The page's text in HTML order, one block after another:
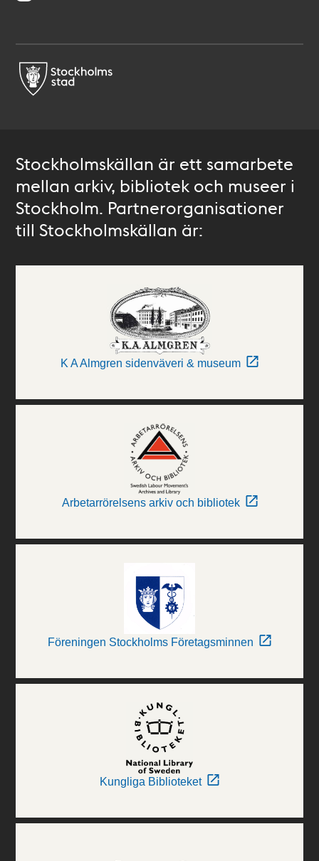
Stockholmskällan är ett samarbete
mellan arkiv, bibliotek och museer i
Stockholm. Partnerorganisationer
till Stockholmskällan är:
K A Almgren sidenväveri & museum
Arbetarrörelsens arkiv och bibliotek
Föreningen Stockholms Företagsminnen
Kungliga Biblioteket